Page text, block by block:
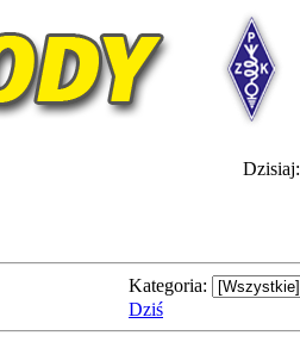
Dzisiaj:
Kategoria:
Dziś